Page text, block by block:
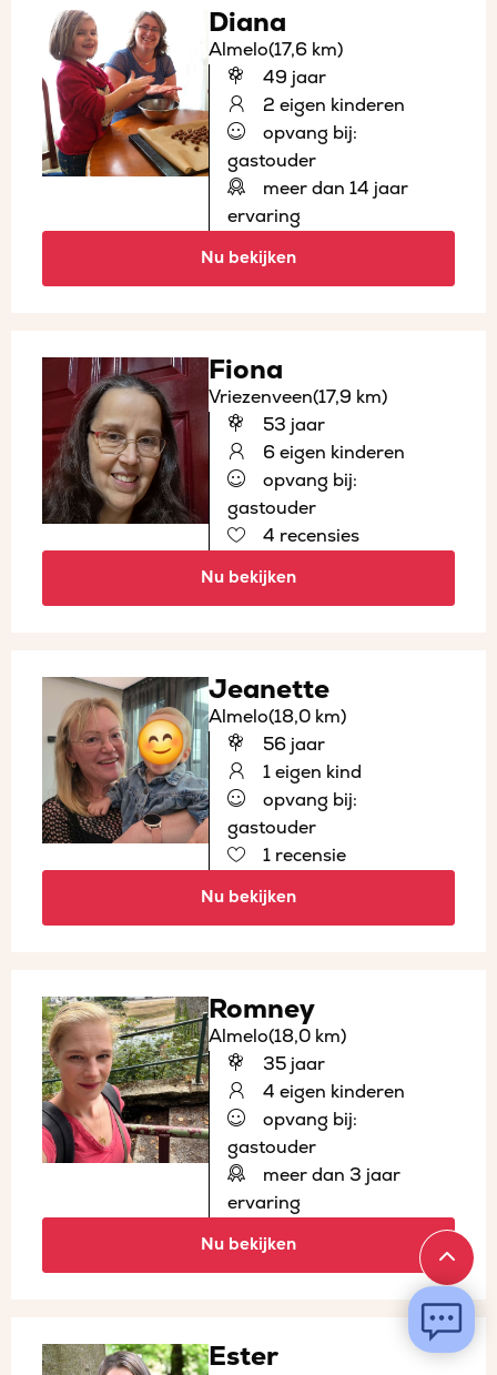
Diana
Almelo(17,6 km)
49 jaar
2 eigen kinderen
opvang bij:
gastouder
meer dan 14 jaar
ervaring
Nu bekijken
Fiona
Vriezenveen(17,9 km)
53 jaar
6 eigen kinderen
opvang bij:
gastouder
4 recensies
Nu bekijken
Jeanette
Almelo(18,0 km)
56 jaar
1 eigen kind
opvang bij:
gastouder
1 recensie
Nu bekijken
Romney
Almelo(18,0 km)
35 jaar
4 eigen kinderen
opvang bij:
gastouder
meer dan 3 jaar
ervaring
Nu bekijken
Ester